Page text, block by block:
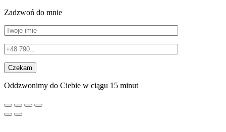
Zadzwoń do mnie
Oddzwonimy do Ciebie w ciągu 15 minut